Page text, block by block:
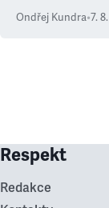
Ondřej Kundra•7.
Respekt
Redakce